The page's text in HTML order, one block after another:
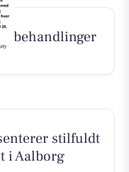
behandlinger
stilfuldt
i Aalborg